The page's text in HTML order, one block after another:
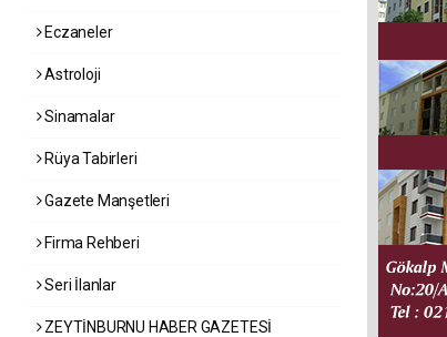
Eczaneler
Astroloji
Sinamalar
Rüya Tabirleri
Gazete Manşetleri
Firma Rehberi
Seri İlanlar
ZEYTİNBURNU HABER GAZETESİ